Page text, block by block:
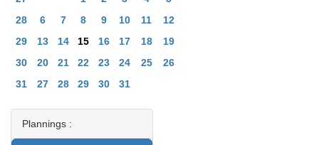
28
6 7 8 9 10 11
12
29
13 14 15 16 17 18
19
30
20 21 22 23 24 25
26
31
27 28 29 30 31
Plannings :